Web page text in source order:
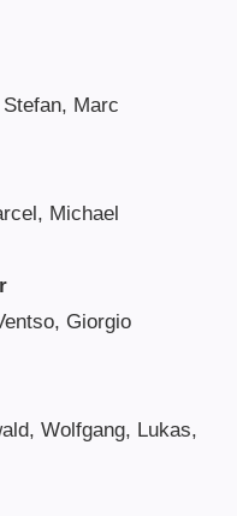
Marc
Michael
Giorgio
Wolfgang, Lukas,